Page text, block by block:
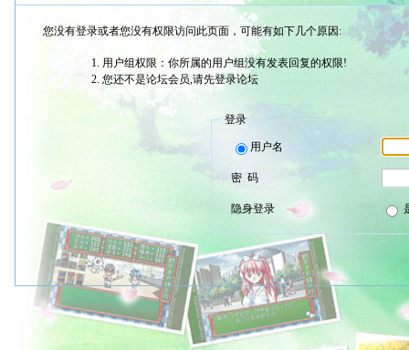
您没有登录或者您没有权限访问此页面，可能有如下几个原因:
用户组权限：你所属的用户组没有发表回复的权限!
您还不是论坛会员,请先登录论坛
登录
用户名
密 码
隐身登录